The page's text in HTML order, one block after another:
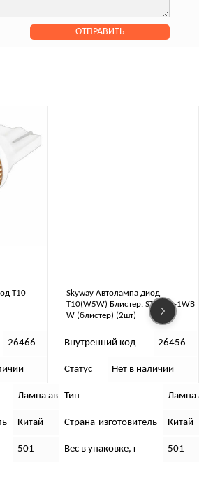
T10
26466
Лампа автомобильная
Китай
501
Skyway Автолампа диод
T10(W5W) Блистер. ST10HP-1WB
W (блистер) (2шт)
Внутренний код 26456
Статус Нет в наличии
Тип Лампа
Страна-изготовитель Китай
Вес в упаковке, г 501